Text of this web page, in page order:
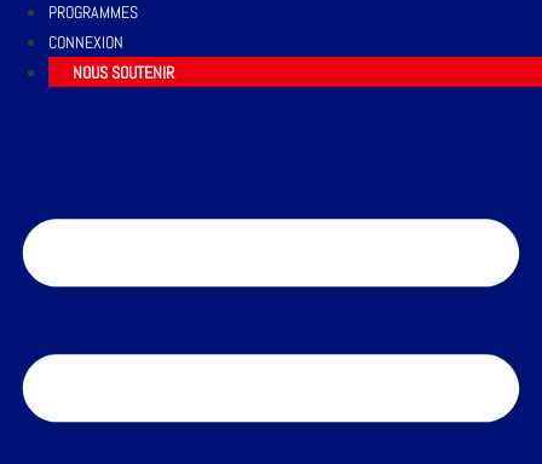
PROGRAMMES
CONNEXION
NOUS SOUTENIR